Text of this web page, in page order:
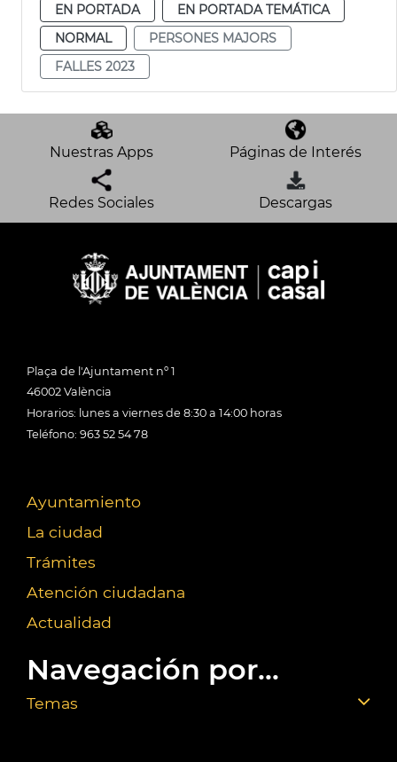
EN PORTADA
EN PORTADA TEMÁTICA
NORMAL
PERSONES MAJORS
FALLES 2023
Nuestras Apps Páginas de Interés
Redes Sociales Descargas
Plaça de l'Ajuntament nº 1
46002 València
Horarios: lunes a viernes de 8:30 a 14:00 horas
Teléfono: 963 52 54 78
Ayuntamiento
La ciudad
Trámites
Atención ciudadana
Actualidad
Navegación por...
Temas